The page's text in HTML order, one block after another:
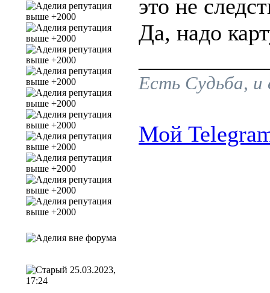
это не
Да, надо
Есть Судьба, и
Мой
25.03.2023,
17:24